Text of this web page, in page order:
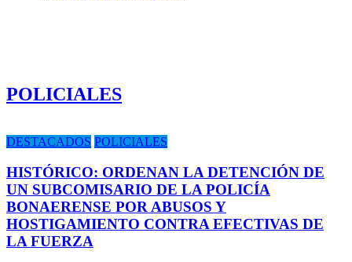
POLICIALES
DESTACADOS POLICIALES
HISTÓRICO: ORDENAN LA DETENCIÓN DE
UN SUBCOMISARIO DE LA POLICÍA
BONAERENSE POR ABUSOS Y
HOSTIGAMIENTO CONTRA EFECTIVAS DE
LA FUERZA